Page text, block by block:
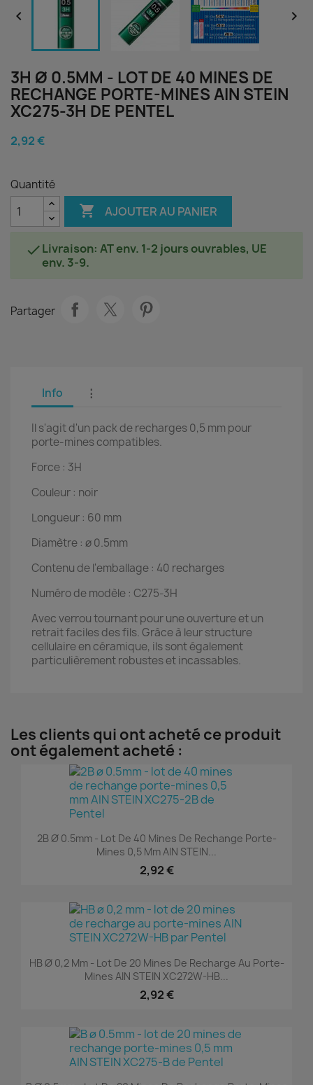
 
3H Ø 0.5MM - LOT DE 40 MINES DE
RECHANGE PORTE-MINES AIN STEIN
XC275-3H DE PENTEL
2,92 €
Quantité
 AJOUTER AU PANIER
Livraison: AT env. 1-2 jours ouvrables, UE
env. 3-9.
Partager
Info ⋮
Il s'agit d'un pack de recharges 0,5 mm pour
porte-mines compatibles.
Force : 3H
Couleur : noir
Longueur : 60 mm
Diamètre : ø 0.5mm
Contenu de l'emballage : 40 recharges
Numéro de modèle : C275-3H
Avec verrou tournant pour une ouverture et un
retrait faciles des fils. Grâce à leur structure
cellulaire en céramique, ils sont également
particulièrement robustes et incassables.
Les clients qui ont acheté ce produit
ont également acheté :
2B Ø 0.5mm - Lot De 40 Mines De Rechange Porte-
Mines 0,5 Mm AIN STEIN...
2,92 €
HB Ø 0,2 Mm - Lot De 20 Mines De Recharge Au Porte-
Mines AIN STEIN XC272W-HB...
2,92 €